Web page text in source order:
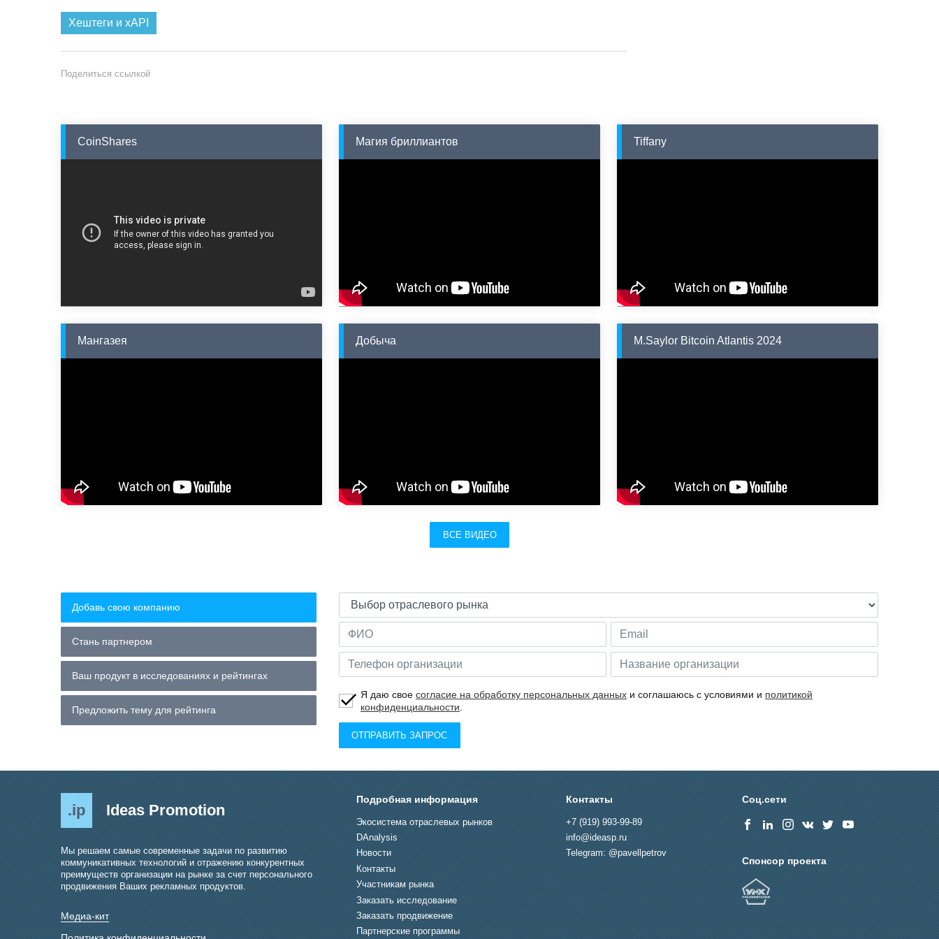
Хештеги и xAPI
Поделиться ссылкой
CoinShares Магия бриллиантов Tiffany
Мангазея Добыча M.Saylor Bitcoin Atlantis 2024
ВСЕ ВИДЕО
Добавь свою компанию
Стань партнером
Ваш продукт в исследованиях и рейтингах
Предложить тему для рейтинга
Я даю свое согласие на обработку персональных данныхи соглашаюсь с условиями и политикой
конфиденциальности
ОТПРАВИТЬ ЗАПРОС
.ip Ideas Promotion
Мы решаем самые современные задачи по развитию
коммуникативных технологий и отражению конкурентных
преимуществ организации на рынке за счет персонального
продвижения Ваших рекламных продуктов.
Медиа-кит
Подробная информация
Экосистема отраслевых рынков
DAnalysis
Новости
Контакты
Участникам рынка
Заказать исследование
Заказать продвижение
Партнерские программы
Контакты
+7 (919) 993-99-89
info@ideasp.ru
Telegram: @pavellpetrov
Соц.сети
Спонсор проекта